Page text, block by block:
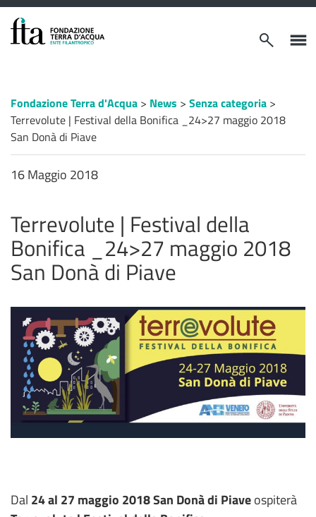
VAI AL CONTENUTO PRINCIPALE
Apri/
Apri/chiudi
Percorso
a
"briciole
di
pane"
Fondazione Terra d'Acqua > News > Senza categoria >
Terrevolute | Festival della Bonifica _24>27 maggio 2018
San Donà di Piave
16 Maggio 2018
Terrevolute | Festival della
Bonifica _24>27 maggio 2018
San Donà di Piave
Dal 24 al 27 maggio 2018 San Donà di Piaveospiterà